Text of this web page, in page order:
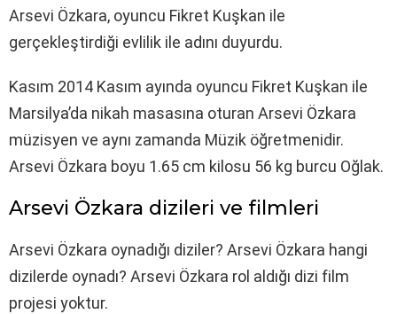
Arsevi Özkara, oyuncu Fikret Kuşkan ile
gerçekleştirdiği evlilik ile adını duyurdu.
Kasım 2014 Kasım ayında oyuncu Fikret Kuşkan ile
Marsilya’da nikah masasına oturan Arsevi Özkara
müzisyen ve aynı zamanda Müzik öğretmenidir.
Arsevi Özkara boyu 1.65 cm kilosu 56 kg burcu Oğlak.
Arsevi Özkara dizileri ve filmleri
Arsevi Özkara oynadığı diziler? Arsevi Özkara hangi
dizilerde oynadı? Arsevi Özkara rol aldığı dizi film
projesi yoktur.